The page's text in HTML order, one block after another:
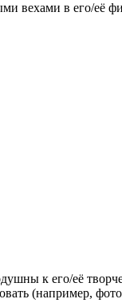
вехами в его/её
к его/её
(например,